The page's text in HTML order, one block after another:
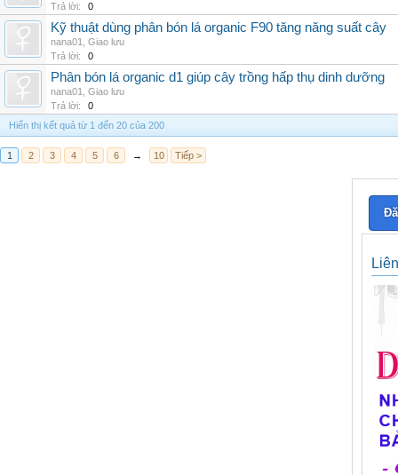
Trả lời:
0
Kỹ thuật dùng phân bón lá organic F90 tăng năng suất cây
nana01
Giao lưu
Trả lời:
0
Phân bón lá organic d1 giúp cây trồng hấp thụ dinh dưỡng
nana01
Giao lưu
Trả lời:
0
Hiển thị kết quả từ 1 đến 20 của 200
1 2 3 4 5 6 → 10 Tiếp >